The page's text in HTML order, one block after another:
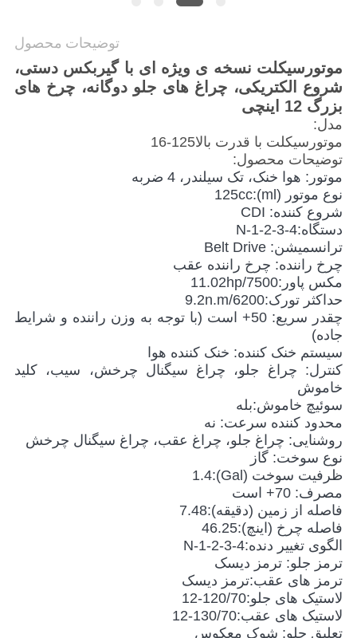
توضیحات محصول
موتورسیکلت نسخه ی ویژه ای با گیربکس دستی،
شروع الکتریکی، چراغ های جلو دوگانه، چرخ های
بزرگ 12 اینچی
مدل:
موتورسیکلت با قدرت بالا125-16
توضیحات محصول:
موتور: هوا خنک، تک سیلندر، 4 ضربه
نوع موتور (ml):125cc
شروع کننده: CDI
دستگاه:N-1-2-3-4
ترانسمیشن: Belt Drive
چرخ راننده: چرخ راننده عقب
مکس پاور:11.02hp/7500
حداکثر تورک:9.2n.m/6200
چقدر سریع: 50+ است (با توجه به وزن راننده و شرایط
جاده)
سیستم خنک کننده: خنک کننده هوا
کنترل: چراغ جلو، چراغ سیگنال چرخش، سیب، کلید
خاموش
سوئیچ خاموش:بله
محدود کننده سرعت: نه
روشنایی: چراغ جلو، چراغ عقب، چراغ سیگنال چرخش
نوع سوخت: گاز
ظرفیت سوخت (Gal):1.4
مصرف: 70+ است
فاصله از زمین (دقیقه):7.48
فاصله چرخ (اینچ):46.25
الگوی تغییر دنده:N-1-2-3-4
ترمز جلو: ترمز دیسک
ترمز های عقب:ترمز دیسک
لاستیک های جلو:120/70-12
لاستیک های عقب:130/70-12
تعلیق جلو: شوک معکوس